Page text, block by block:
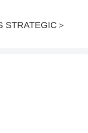
STRATEGIC＞